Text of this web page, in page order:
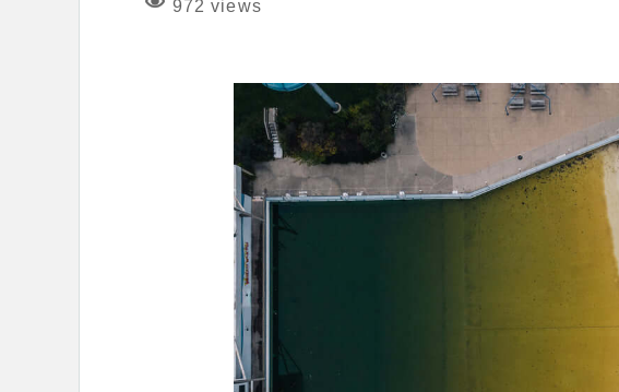
972 views